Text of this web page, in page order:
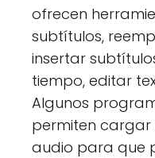
ofrecen
subtítulos,
insertar
tiempo, editar
Algunos
permiten cargar
audio para que